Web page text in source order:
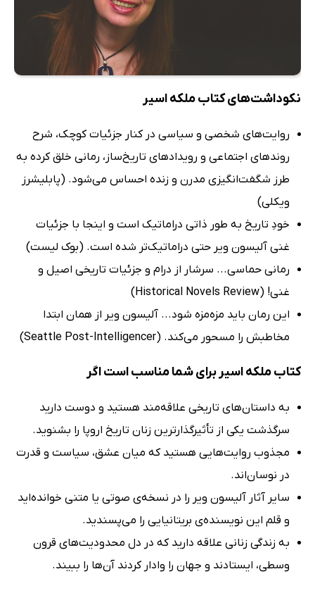
نکوداشت‌های کتاب ملکه اسیر
روایت‌های شخصی و سیاسی در کنار جزئیات کوچک، شرح
روندهای اجتماعی و رویدادهای تاریخ‌ساز، رمانی خلق کرده به
طرز شگفت‌انگیزی مدرن و زنده احساس می‌شود. (پابلیشرز
ویکلی)
خودِ تاریخ به طور ذاتی دراماتیک است و اینجا با جزئیات
غنی آلیسون ویر حتی دراماتیک‌تر شده است. (بوک لیست)
رمانی حماسی... سرشار از درام و جزئیات تاریخی اصیل و
غنی! (Historical Novels Review)
این رمان باید مزه‌مزه شود... آلیسون ویر از همان ابتدا
مخاطبش را مسحور می‌کند. (Seattle Post-Intelligencer)
کتاب ملکه اسیر برای شما مناسب است اگر
به داستان‌های تاریخی علاقه‌مند هستید و دوست دارید
سرگذشت یکی از تأثیرگذارترین زنان تاریخ اروپا را بشنوید.
مجذوب روایت‌هایی هستید که میان عشق، سیاست و قدرت
در نوسان‌اند.
سایر آثار آلیسون ویر را در نسخه‌ی صوتی یا متنی خوانده‌اید
و قلم این نویسنده‌ی بریتانیایی را می‌پسندید.
به زندگی زنانی علاقه دارید که در دل محدودیت‌های قرون
وسطی، ایستادند و جهان را وادار کردند آن‌ها را ببیند.